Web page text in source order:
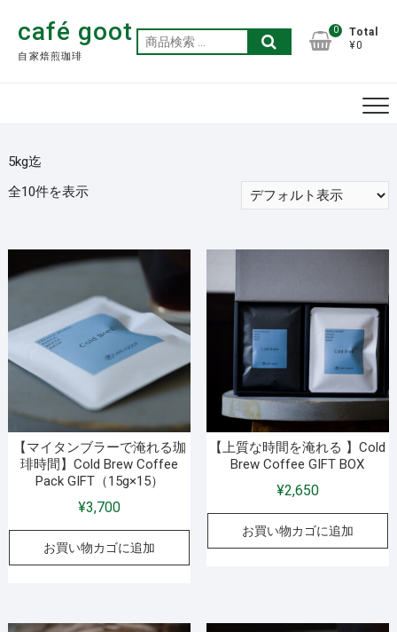
content
café goot
自家焙煎珈琲
索
0
Total
¥0
5kg迄
全10件を表示
【マイタンブラーで淹れる珈
琲時間】Cold Brew Coffee
Pack GIFT（15g×15）
¥3,700
お買い物カゴに追加
【上質な時間を淹れる 】Cold
Brew Coffee GIFT BOX
¥2,650
お買い物カゴに追加